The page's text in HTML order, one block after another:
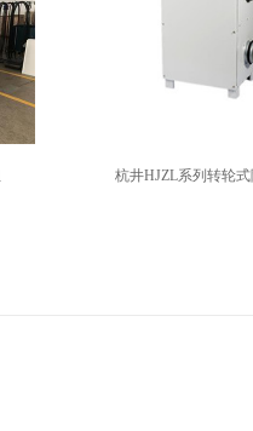
杭井HJZL系列转轮